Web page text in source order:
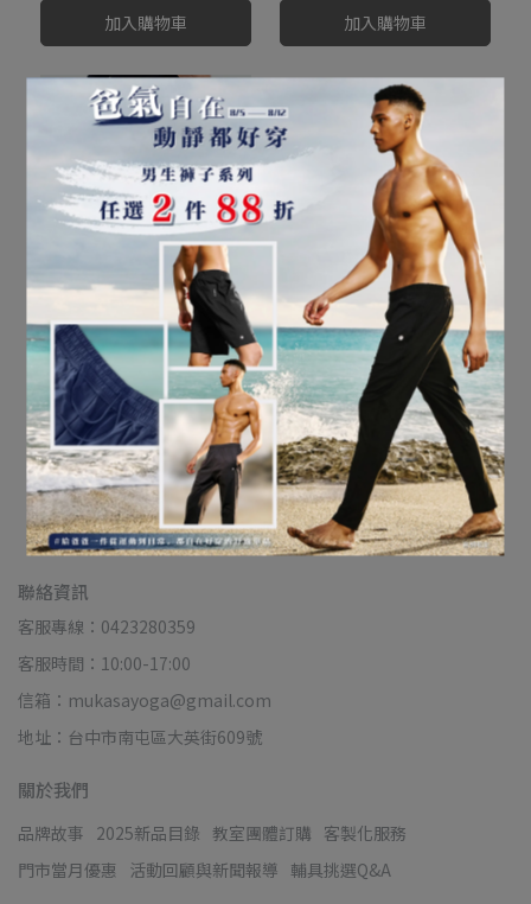
加入購物車 加入購物車
男生膝下窄腿褲｜共3色｜
MUK-25312
NT$1,870NT$2,080
加入購物車
聯絡資訊
客服專線：0423280359
客服時間：10:00-17:00
信箱：mukasayoga@gmail.com
地址：台中市南屯區大英街609號
關於我們
品牌故事 2025新品目錄 教室團體訂購 客製化服務
門市當月優惠
活動回顧與新聞報導 輔具挑選Q&A